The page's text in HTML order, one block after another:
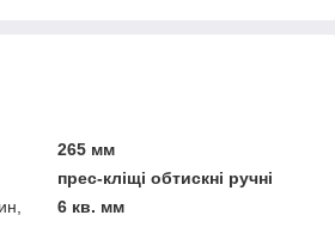
265 мм
прес-кліщі обтискні ручні
6 кв. мм